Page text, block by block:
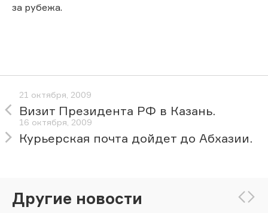
за рубежа.
21 октября, 2009
Визит Президента РФ в Казань.
16 октября, 2009
Курьерская почта дойдет до Абхазии.
Другие новости